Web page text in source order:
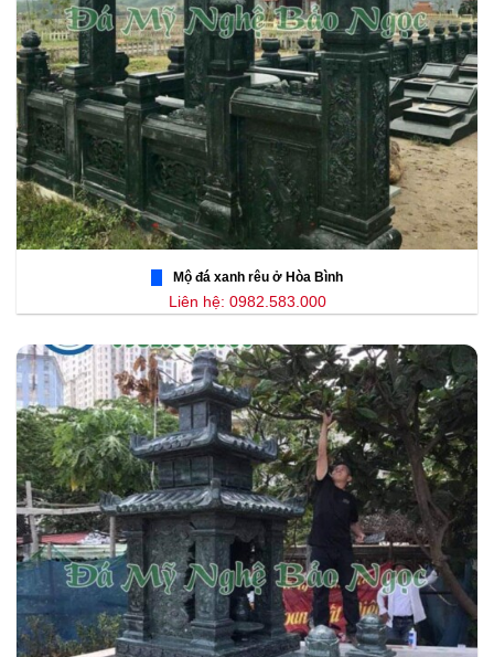
Mộ đá xanh rêu ở Hòa Bình
Liên hệ: 0982.583.000